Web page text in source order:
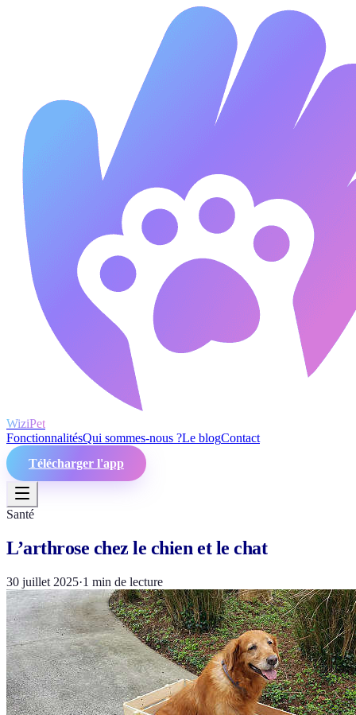
WiziPet
FonctionnalitésQui sommes-nous ?Le blogContact
Télécharger l'app
Santé
L’arthrose chez le chien et le chat
30 juillet 2025·1 min de lecture